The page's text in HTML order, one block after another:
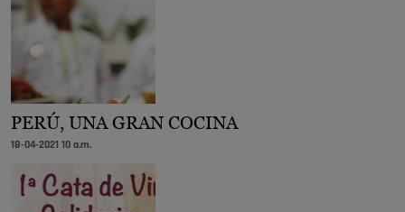
PERÚ, UNA GRAN COCINA
18-04-2021 10 a.m.